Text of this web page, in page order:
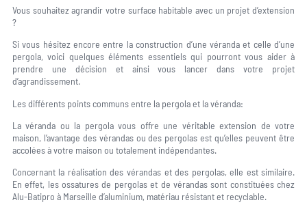
Vous souhaitez agrandir votre surface habitable avec un projet d’extension
?
Si vous hésitez encore entre la construction d’une véranda et celle d’une
pergola, voici quelques éléments essentiels qui pourront vous aider à
prendre une décision et ainsi vous lancer dans votre projet
d’agrandissement.
Les différents points communs entre la pergola et la véranda:
La véranda ou la pergola vous offre une véritable extension de votre
maison, l’avantage des vérandas ou des pergolas est qu’elles peuvent être
accolées à votre maison ou totalement indépendantes.
Concernant la réalisation des vérandas et des pergolas, elle est similaire.
En effet, les ossatures de pergolas et de vérandas sont constituées chez
Alu-Batipro à Marseille d’aluminium, matériau résistant et recyclable.